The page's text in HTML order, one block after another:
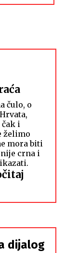
čulo, o
i
želimo
mora biti
crna i
dijalog